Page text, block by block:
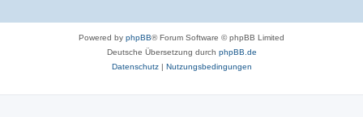
Powered by phpBB® Forum Software © phpBB Limited
Deutsche Übersetzung durch phpBB.de
Datenschutz| Nutzungsbedingungen